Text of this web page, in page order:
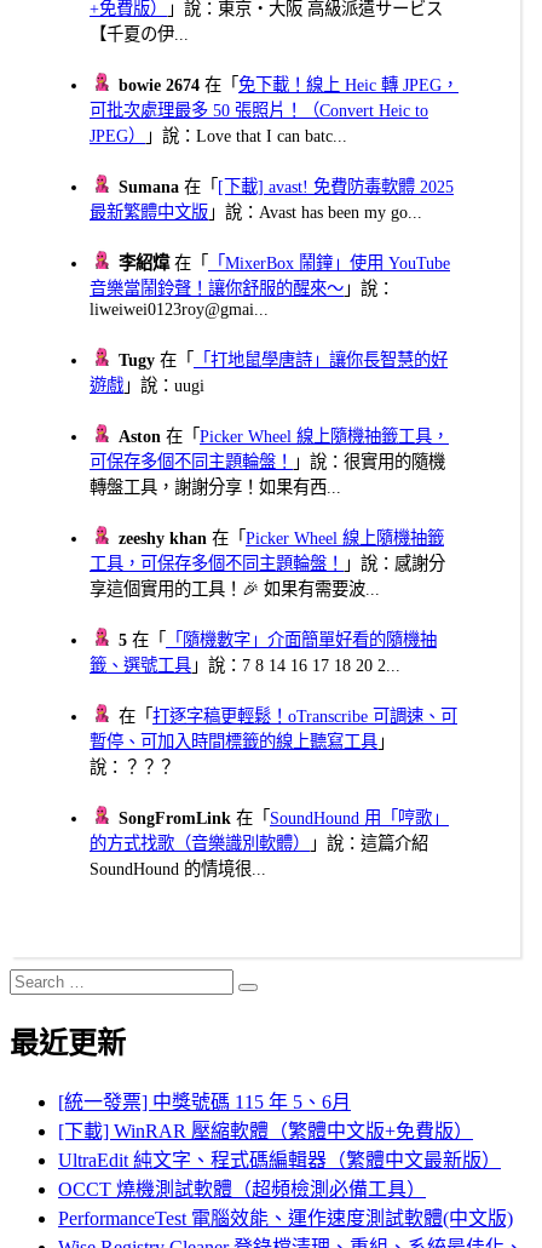
+免費版）
」說：東京・大阪 高級派遣サービス
【千夏の伊...
bowie 2674 在「免下載！線上 Heic 轉 JPEG，
可批次處理最多 50 張照片！（Convert Heic to
JPEG）
」說：Love that I can batc...
Sumana 在「 [下載] avast! 免費防毒軟體 2025
最新繁體中文版 」說：Avast has been my go...
李紹煒在「
「MixerBox 鬧鐘」使用 YouTube
音樂當鬧鈴聲！讓你舒服的醒來～ 」說：
liweiwei0123roy@gmai...
Tugy 在「
「打地鼠學唐詩」讓你長智慧的好
遊戲 」說：uugi
Aston 在「Picker Wheel 線上隨機抽籤工具，
可保存多個不同主題輪盤！
」說：很實用的隨機
轉盤工具，謝謝分享！如果有西...
zeeshy khan 在「Picker Wheel 線上隨機抽籤
工具，可保存多個不同主題輪盤！
」說：感謝分
享這個實用的工具！🎉 如果有需要波...
5 在「
「隨機數字」介面簡單好看的隨機抽
籤、選號工具 」說：7 8 14 16 17 18 20 2...
在「打逐字稿更輕鬆！oTranscribe 可調速、可
暫停、可加入時間標籤的線上聽寫工具 」
說：？？？
SongFromLink 在「 SoundHound 用「哼歌」
的方式找歌（音樂識別軟體）
」說：這篇介紹
SoundHound 的情境很...
Search
for:
Search
最近更新
[統一發票] 中獎號碼 115 年 5、6月
[下載] WinRAR 壓縮軟體（繁體中文版+免費版）
UltraEdit 純文字、程式碼編輯器（繁體中文最新版）
OCCT 燒機測試軟體（超頻檢測必備工具）
PerformanceTest 電腦效能、運作速度測試軟體(中文版)